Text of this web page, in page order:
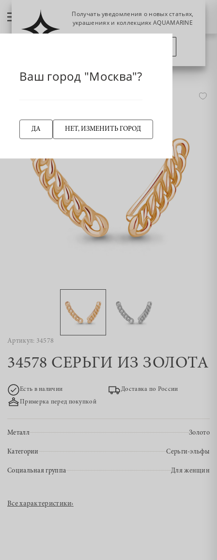
Артикул: 34578
34578 СЕРЬГИ ИЗ ЗОЛОТА
Есть в наличии
Доставка по России
Примерка перед покупкой
Металл Золото
Категории Серьги-эльфы
Социальная группа Для женщин
Все характеристики›
Ваш город "Москва"?
ДА НЕТ, ИЗМЕНИТЬ ГОРОД
Получать уведомления о новых статьях,
украшениях и коллекциях AQUAMARINE